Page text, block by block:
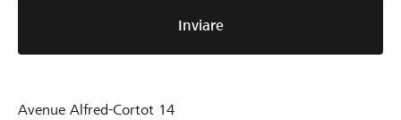
Inviare
Avenue Alfred-Cortot 14